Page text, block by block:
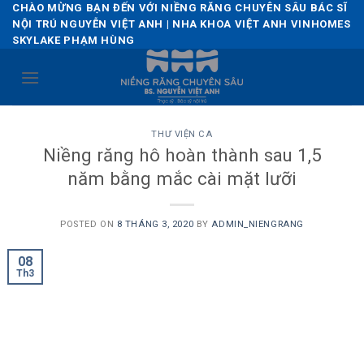
Skip
content
CHÀO MỪNG BẠN ĐẾN VỚI NIỀNG RĂNG CHUYÊN SÂU BÁC SĨ
NỘI TRÚ NGUYỄN VIỆT ANH | NHA KHOA VIỆT ANH VINHOMES
SKYLAKE PHẠM HÙNG
THƯ VIỆN CA
Niềng răng hô hoàn thành sau 1,5
năm bằng mắc cài mặt lưỡi
POSTED ON 8 THÁNG 3, 2020 BY ADMIN_NIENGRANG
08
Th3